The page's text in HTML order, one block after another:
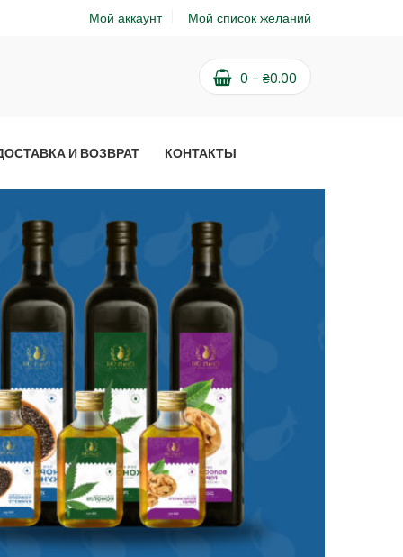
Мой аккаунт Мой список желаний
0 - ₴0.00
И ВОЗВРАТ КОНТАКТЫ